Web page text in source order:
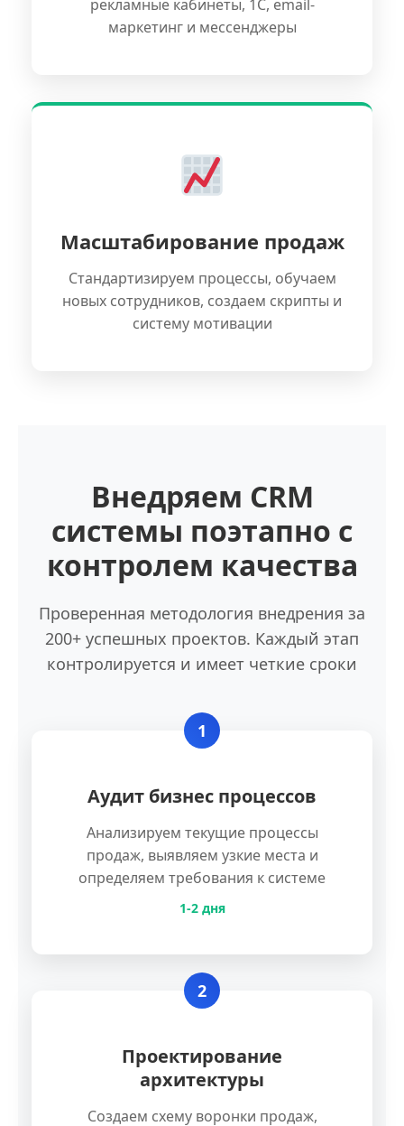
рекламные кабинеты, 1С, email-
маркетинг и мессенджеры
Масштабирование продаж
Стандартизируем процессы, обучаем
новых сотрудников, создаем скрипты и
систему мотивации
Внедряем CRM
системы поэтапно с
контролем качества
Проверенная методология внедрения за
200+ успешных проектов. Каждый этап
контролируется и имеет четкие сроки
1
Аудит бизнес процессов
Анализируем текущие процессы
продаж, выявляем узкие места и
определяем требования к системе
1-2 дня
2
Проектирование
архитектуры
Создаем схему воронки продаж,